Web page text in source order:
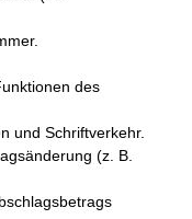
des
und Schriftverkehr.
(z. B.